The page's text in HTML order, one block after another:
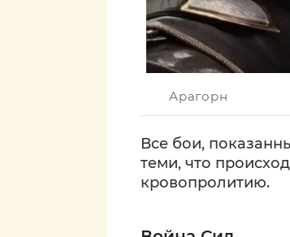
Арагорн
Все бои,
теми, что
кровопролитию.